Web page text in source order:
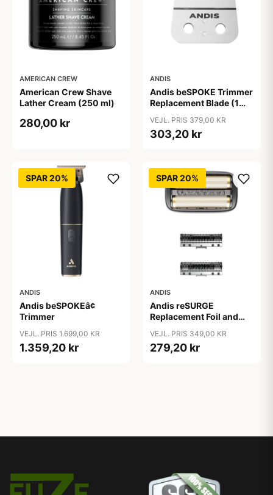
AMERICAN CREW
American Crew Shave
Lather Cream (250 ml)
280,00 kr
ANDIS
Andis beSPOKE Trimmer
Replacement Blade (1
VEJL. PRIS 379,00 KR
303,20 kr
SPAR 20%
ANDIS
Andis beSPOKEâ¢
Trimmer
VEJL. PRIS 1.699,00 KR
1.359,20 kr
SPAR 20%
ANDIS
Andis reSURGE
Replacement Foil and
VEJL. PRIS 349,00 KR
279,20 kr